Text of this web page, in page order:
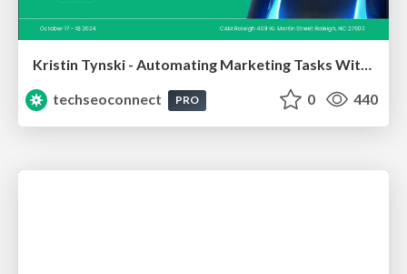
Kristin Tynski - Automating Marketing Tasks With AI
techseoconnect
PRO 0 440